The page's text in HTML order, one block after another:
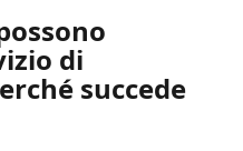
di
succede